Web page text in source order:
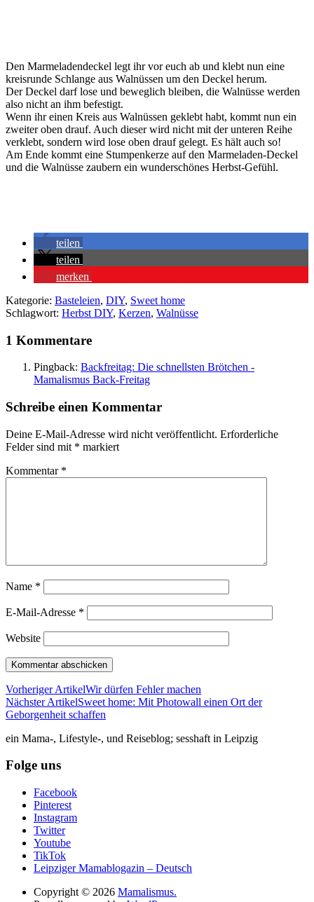
Den Marmeladendeckel legt ihr vor euch ab und klebt nun eine
kreisrunde Schlange aus Walnüssen um den Deckel herum.
Der Deckel darf lose und beweglich bleiben, die Walnüsse werden
also nicht an ihm befestigt.
Wenn ihr einen Kreis aus Walnüssen geklebt habt, kommt nun ein
zweiter oben drauf. Auch dieser wird nicht mit der unteren Reihe
verklebt, sondern wird lose oben drauf gelegt. Es hält auch so!
Am Ende kommt eine Stumpenkerze auf den Marmeladen-Deckel
und die Walnüsse zaubern ein wunderschönes Herbst-Gefühl.
teilen
teilen
merken
Kategorie: Basteleien, DIY, Sweet home
Schlagwort: Herbst DIY, Kerzen, Walnüsse
1 Kommentare
Pingback: Backfreitag: Die schnellsten Brötchen -
Mamalismus Back-Freitag
Schreibe einen Kommentar
Deine E-Mail-Adresse wird nicht veröffentlicht. Erforderliche
Felder sind mit * markiert
Kommentar *
Name *
E-Mail-Adresse *
Website
Vorheriger ArtikelWir dürfen Fehler machen
Nächster ArtikelSweet home: Mit Photowall einen Ort der
Geborgenheit schaffen
ein Mama-, Lifestyle-, und Reiseblog; sesshaft in Leipzig
Folge uns
Facebook
Pinterest
Instagram
Twitter
Youtube
TikTok
Leipziger Mamablogazin – Deutsch
Copyright © 2026 Mamalismus.